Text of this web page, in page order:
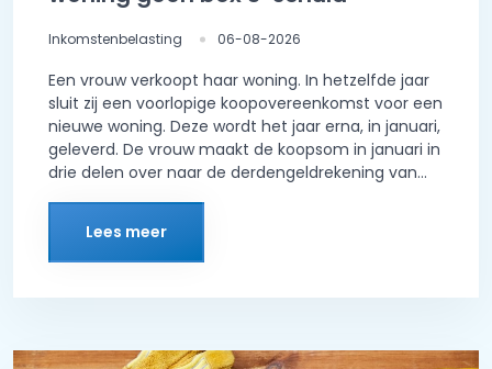
Inkomstenbelasting 06-08-2026
Een vrouw verkoopt haar woning. In hetzelfde jaar
sluit zij een voorlopige koopovereenkomst voor een
nieuwe woning. Deze wordt het jaar erna, in januari,
geleverd. De vrouw maakt de koopsom in januari in
drie delen over naar de derdengeldrekening van...
Lees meer